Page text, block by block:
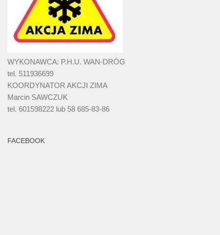
WYKONAWCA: P.H.U. WAN-DRÓG
tel. 511936699
KOORDYNATOR AKCJI ZIMA
Marcin SAWCZUK
tel. 601598222 lub 58 685-83-86
FACEBOOK